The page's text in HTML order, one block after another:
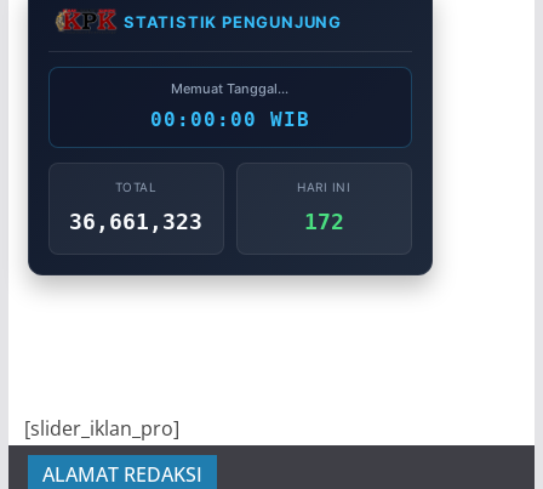
STATISTIK PENGUNJUNG
Memuat Tanggal...
00:00:00 WIB
TOTAL
36,661,323
HARI INI
172
[slider_iklan_pro]
ALAMAT REDAKSI